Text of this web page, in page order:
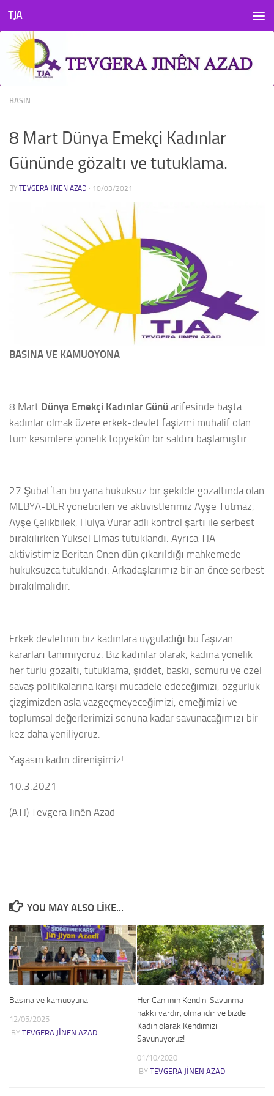
Skip to content
TJA
BASIN
8 Mart Dünya Emekçi Kadınlar
Gününde gözaltı ve tutuklama.
BY TEVGERA JINEN AZAD · 10/03/2021
BASINA VE KAMUOYONA
8 Mart Dünya Emekçi Kadınlar Günü arifesinde başta
kadınlar olmak üzere erkek-devlet faşizmi muhalif olan
tüm kesimlere yönelik topyekûn bir saldırı başlamıştır.
27 Şubat’tan bu yana hukuksuz bir şekilde gözaltında olan
MEBYA-DER yöneticileri ve aktivistlerimiz Ayşe Tutmaz,
Ayşe Çelikbilek, Hülya Vurar adli kontrol şartı ile serbest
bırakılırken Yüksel Elmas tutuklandı. Ayrıca TJA
aktivistimiz Beritan Önen dün çıkarıldığı mahkemede
hukuksuzca tutuklandı. Arkadaşlarımız bir an önce serbest
bırakılmalıdır.
Erkek devletinin biz kadınlara uyguladığı bu faşizan
kararları tanımıyoruz. Biz kadınlar olarak, kadına yönelik
her türlü gözaltı, tutuklama, şiddet, baskı, sömürü ve özel
savaş politikalarına karşı mücadele edeceğimizi, özgürlük
çizgimizden asla vazgeçmeyeceğimizi, emeğimizi ve
toplumsal değerlerimizi sonuna kadar savunacağımızı bir
kez daha yeniliyoruz.
Yaşasın kadın direnişimiz!
10.3.2021
(ATJ) Tevgera Jinên Azad
YOU MAY ALSO LIKE...
Basına ve kamuoyuna
12/05/2025
BY TEVGERA JINEN AZAD
Her Canlının Kendini Savunma
hakkı vardır, olmalıdır ve bizde
Kadın olarak Kendimizi
Savunuyoruz!
01/10/2020
BY TEVGERA JINEN AZAD